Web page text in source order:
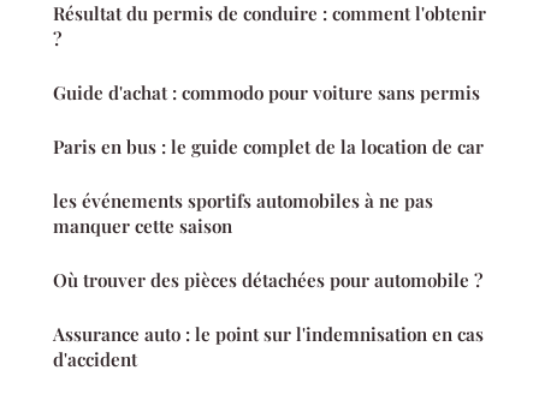
Résultat du permis de conduire : comment l'obtenir
?
Guide d'achat : commodo pour voiture sans permis
Paris en bus : le guide complet de la location de car
les événements sportifs automobiles à ne pas
manquer cette saison
Où trouver des pièces détachées pour automobile ?
Assurance auto : le point sur l'indemnisation en cas
d'accident